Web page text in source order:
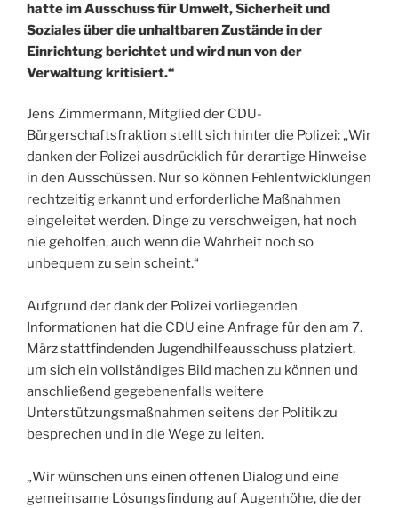
hatte im Ausschuss für Umwelt, Sicherheit und
Soziales über die unhaltbaren Zustände in der
Einrichtung berichtet und wird nun von der
Verwaltung kritisiert.“
Jens Zimmermann, Mitglied der CDU-
Bürgerschaftsfraktion stellt sich hinter die Polizei: „Wir
danken der Polizei ausdrücklich für derartige Hinweise
in den Ausschüssen. Nur so können Fehlentwicklungen
rechtzeitig erkannt und erforderliche Maßnahmen
eingeleitet werden. Dinge zu verschweigen, hat noch
nie geholfen, auch wenn die Wahrheit noch so
unbequem zu sein scheint.“
Aufgrund der dank der Polizei vorliegenden
Informationen hat die CDU eine Anfrage für den am 7.
März stattfindenden Jugendhilfeausschuss platziert,
um sich ein vollständiges Bild machen zu können und
anschließend gegebenenfalls weitere
Unterstützungsmaßnahmen seitens der Politik zu
besprechen und in die Wege zu leiten.
„Wir wünschen uns einen offenen Dialog und eine
gemeinsame Lösungsfindung auf Augenhöhe, die der